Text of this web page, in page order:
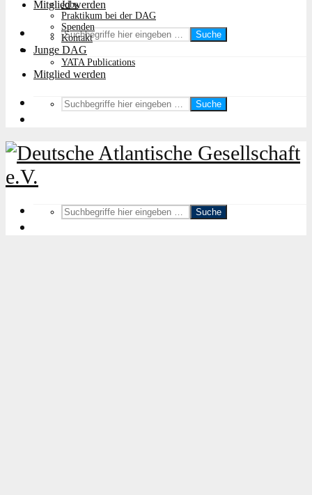
Mitglied werden
Suche
Jobs
Praktikum bei der DAG
Spenden
Kontakt
Junge DAG
YATA Publications
Mitglied werden
Suche
Suche